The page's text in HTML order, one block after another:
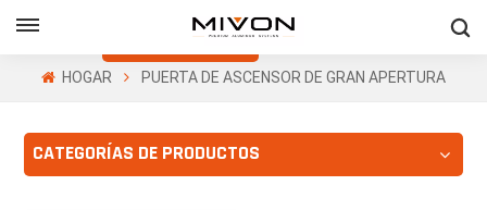
Obtenga Una
Cotización Gratis
HOGAR PUERTA DE ASCENSOR DE GRAN APERTURA
CATEGORÍAS DE PRODUCTOS